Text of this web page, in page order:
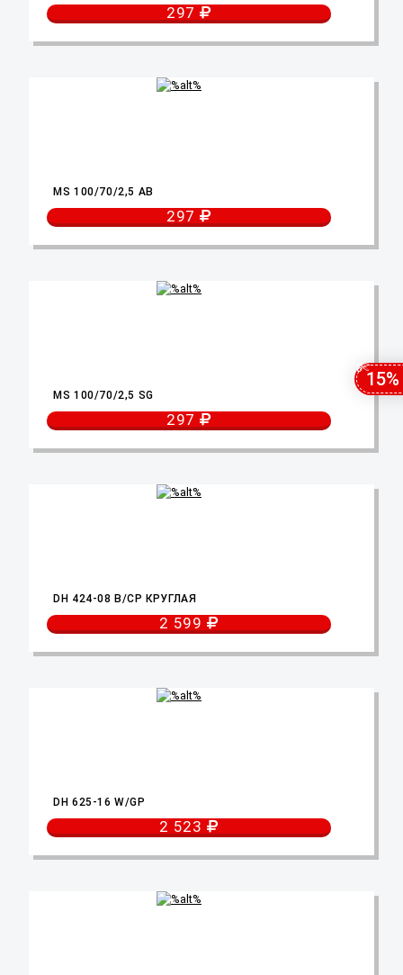
297
MS 100/70/2,5 AB
297
MS 100/70/2,5 SG
297
DH 424-08 B/CP КРУГЛАЯ
2 599
DH 625-16 W/GP
2 523
15%